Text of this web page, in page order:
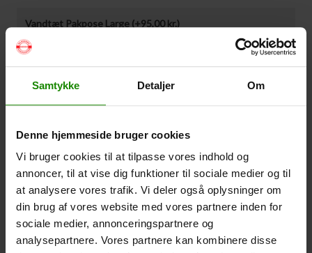
Samtykke Detaljer Om
Denne hjemmeside bruger cookies
Vi bruger cookies til at tilpasse vores indhold og
annoncer, til at vise dig funktioner til sociale medier og til
at analysere vores trafik. Vi deler også oplysninger om
din brug af vores website med vores partnere inden for
sociale medier, annonceringspartnere og
analysepartnere. Vores partnere kan kombinere disse
Vandtæt Pakpose Large (+95,00kr.)
Volumen: 36 liter – Størrelse: 30x30x61cm. –
-
Volume: 6 liter – Størrelse: 18x18x35cm. – Materiale:
- +
Vandtæt Smartphone Etui (+
Størrelse 22,5×11,5cm. Telefonen kan betjenes når
den er i etuiet. Vandtæt ned til 1 meter.